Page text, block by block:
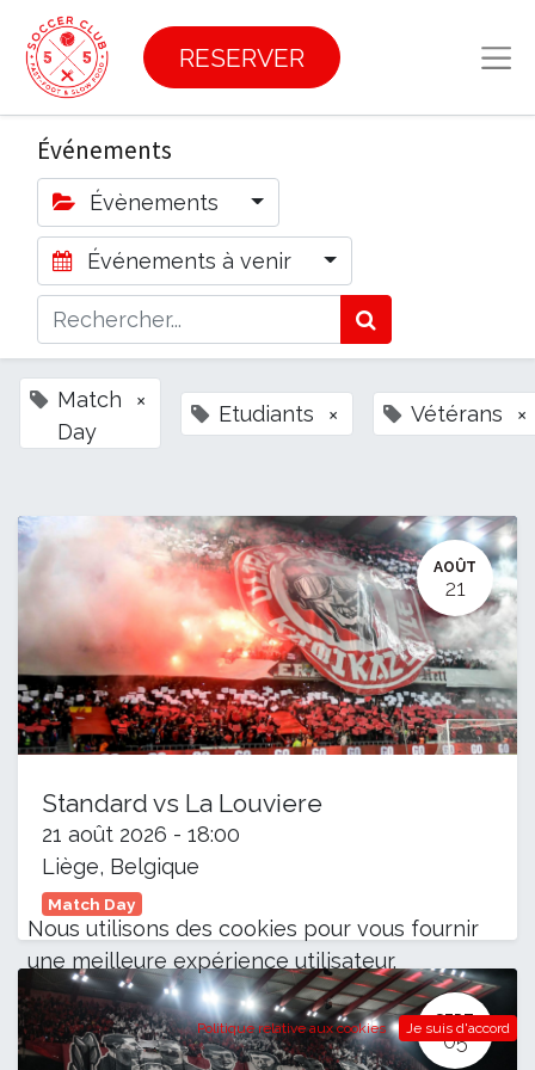
RESERVER
Événements
Évènements
Événements à venir
Match
Day
×
Etudiants × Vétérans ×
AOÛT
21
Standard vs La Louviere
21 août 2026 - 18:00
Liège, Belgique
Match Day
SEPT.
05
Nous utilisons des cookies pour vous fournir
une meilleure expérience utilisateur.
Politique relative aux cookies Je suis d'accord